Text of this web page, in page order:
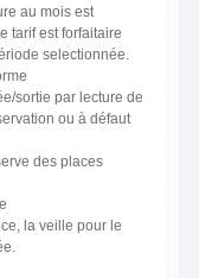
au mois est
tarif est forfaitaire
selectionnée.
sortie par lecture de
ou à défaut
des places
la veille pour le